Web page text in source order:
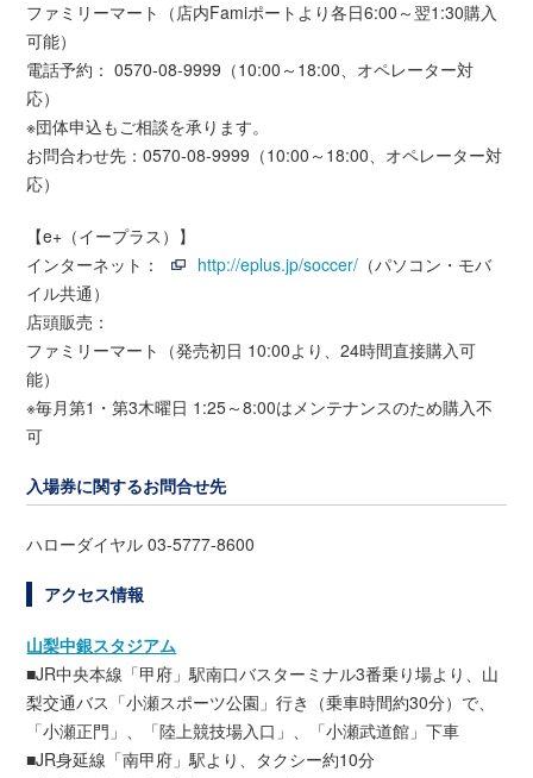
ファミリーマート（店内Famiポートより各日6:00～翌1:30購入
可能）
電話予約： 0570-08-9999（10:00～18:00、オペレーター対
応）
※団体申込もご相談を承ります。
お問合わせ先：0570-08-9999（10:00～18:00、オペレーター対
応）
【e+（イープラス）】
インターネット：
http://eplus.jp/soccer/ （パソコン・モバ
イル共通）
店頭販売：
ファミリーマート（発売初日 10:00より、24時間直接購入可
能）
※毎月第1・第3木曜日 1:25～8:00はメンテナンスのため購入不
可
入場券に関するお問合せ先
ハローダイヤル 03-5777-8600
アクセス情報
山梨中銀スタジアム
■JR中央本線「甲府」駅南口バスターミナル3番乗り場より、山
梨交通バス「小瀬スポーツ公園」行き（乗車時間約30分）で、
「小瀬正門」、「陸上競技場入口」、「小瀬武道館」下車
■JR身延線「南甲府」駅より、タクシー約10分